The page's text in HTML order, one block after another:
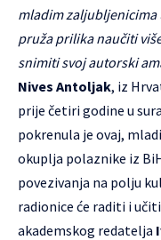
mladim zaljubljenicima
pruža prilika naučiti
snimiti svoj autorski
Nives Antoljak, iz
prije četiri godine u
pokrenula je ovaj,
okuplja polaznike iz
povezivanja na polju
radionice će raditi i
akademskog redatelja